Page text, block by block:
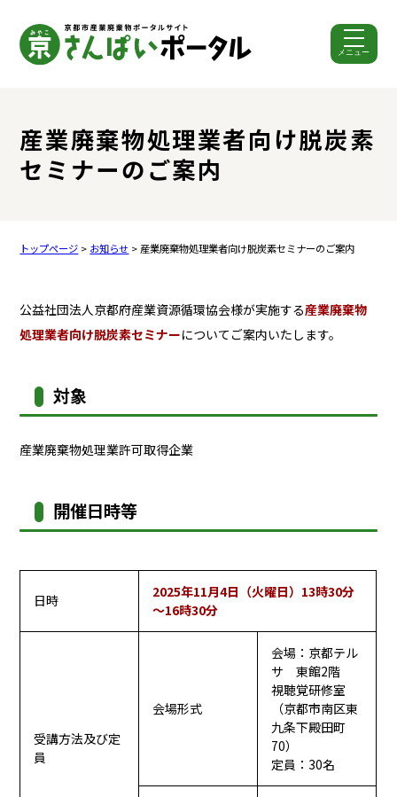
メニュー
産業廃棄物処理業者向け脱炭素
セミナーのご案内
トップページ > お知らせ > 産業廃棄物処理業者向け脱炭素セミナーのご案内
公益社団法人京都府産業資源循環協会様が実施する産業廃棄物
処理業者向け脱炭素セミナーについてご案内いたします。
対象
産業廃棄物処理業許可取得企業
開催日時等
日時
2025年11月4日（火曜日）13時30分
～16時30分
受講方法及び定
員
会場形式
会場：京都テル
サ 東館2階
視聴覚研修室
（京都市南区東
九条下殿田町
70）
定員：30名